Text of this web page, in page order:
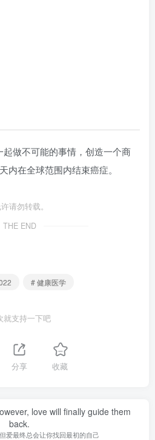
做不可能的事情，创造一个商
内在全球范围内结束癌症。
请勿转载。
THE END
# 健康医学
就支持一下吧
分享 收藏
love will finally guide them
back.
爱最终总会让你找回最初的自己